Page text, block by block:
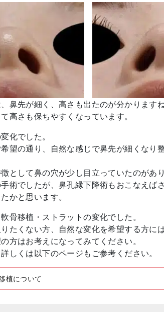
鼻先が細く、高さも出たのが分かりますね
高さも保ちやすくなっています。
化でした。
望の通り、自然な感じで鼻先が細くなり
として鼻の穴が少し目立っていたのがあり
術でしたが、鼻孔縁下降術もおこなえば
かと思います。
骨移植・ストラットの変化でした。
たくない方、自然な変化を希望する方に
方はお考えになってみてください。
しくは以下のページもご参考ください。
植について